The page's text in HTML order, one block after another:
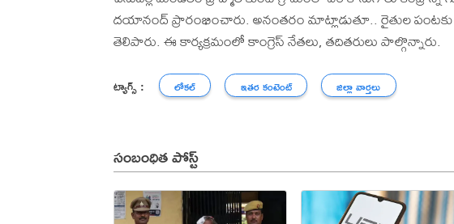
దయానంద్ ప్రారంభించారు. అనంతరం మాట్లాడుతూ.. రైతుల పంటకు
తెలిపారు. ఈ కార్యక్రమంలో కాంగ్రెస్ నేతలు, తదితరులు పాల్గొన్నారు.
ట్యాగ్స్ : లోకల్ ఇతర కంటెంట్ జిల్లా వార్తలు
సంబంధిత పోస్ట్